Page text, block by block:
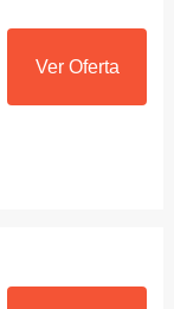
Ver Oferta